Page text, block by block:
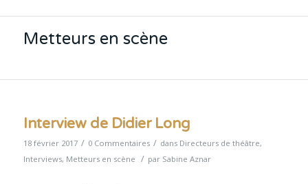
Metteurs en scène
Interview de Didier Long
18 février 2017 / 0 Commentaires / dans Directeurs de théâtre,
Interviews, Metteurs en scène / par Sabine Aznar